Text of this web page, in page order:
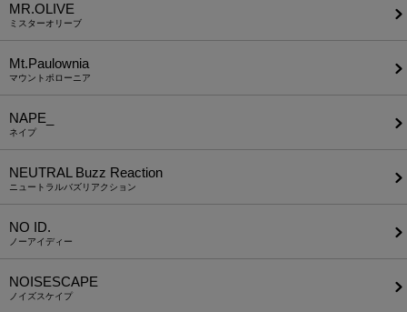
MR.OLIVE
ミスターオリーブ
Mt.Paulownia
マウントポローニア
NAPE_
ネイプ
NEUTRAL Buzz Reaction
ニュートラルバズリアクション
NO ID.
ノーアイディー
NOISESCAPE
ノイズスケイプ